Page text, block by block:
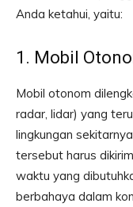
Anda ketahui, yaitu:
1. Mobil
Mobil otonom
radar, lidar) yang
lingkungan
tersebut harus
waktu yang
berbahaya dalam